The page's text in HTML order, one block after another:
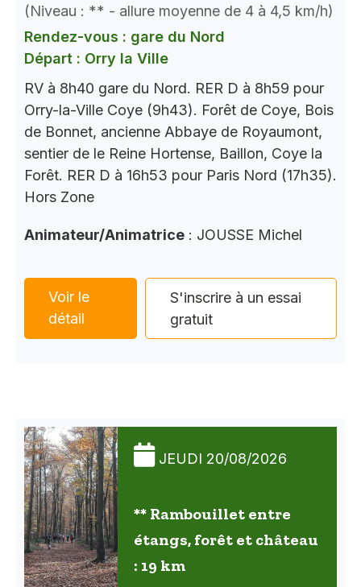
(Niveau : ** - allure moyenne de 4 à 4,5 km/h)
Rendez-vous : gare du Nord
Départ : Orry la Ville
RV à 8h40 gare du Nord. RER D à 8h59 pour
Orry-la-Ville Coye (9h43). Forêt de Coye, Bois
de Bonnet, ancienne Abbaye de Royaumont,
sentier de le Reine Hortense, Baillon, Coye la
Forêt. RER D à 16h53 pour Paris Nord (17h35).
Hors Zone
Animateur/Animatrice : JOUSSE Michel
Voir le
détail
S'inscrire à un essai
gratuit
JEUDI 20/08/2026
** Rambouillet entre
étangs, forêt et château
: 19 km